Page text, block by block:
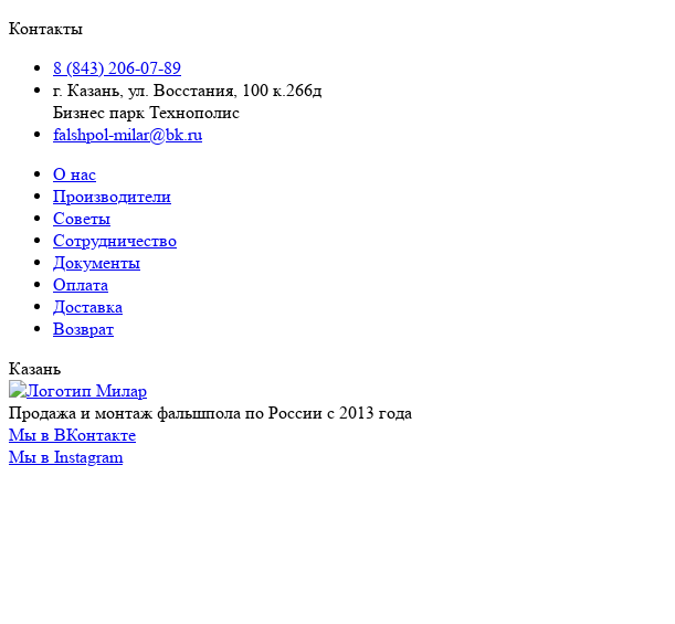
Контакты
8 (843) 206-07-89
г. Казань, ул. Восстания, 100 к.266д
Бизнес парк Технополис
falshpol-milar@bk.ru
О нас
Производители
Советы
Сотрудничество
Документы
Оплата
Доставка
Возврат
Казань
Продажа и монтаж фальшпола по России с 2013 года
Мы в ВКонтакте
Мы в Instagram